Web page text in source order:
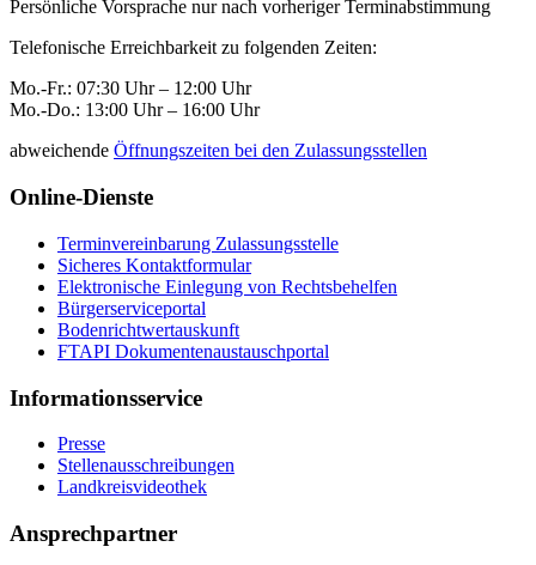
Persönliche Vorsprache nur nach vorheriger Terminabstimmung
Telefonische Erreichbarkeit zu folgenden Zeiten:
Mo.-Fr.: 07:30 Uhr – 12:00 Uhr
Mo.-Do.: 13:00 Uhr – 16:00 Uhr
abweichende Öffnungszeiten bei den Zulassungsstellen
Online-Dienste
Terminvereinbarung Zulassungsstelle
Sicheres Kontaktformular
Elektronische Einlegung von Rechtsbehelfen
Bürgerserviceportal
Bodenrichtwertauskunft
FTAPI Dokumentenaustauschportal
Informationsservice
Presse
Stellenausschreibungen
Landkreisvideothek
Ansprechpartner